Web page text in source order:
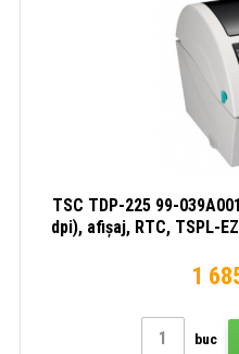
TSC TDP-225 99-
dpi), afișaj, RTC, TSPL-
1
buc